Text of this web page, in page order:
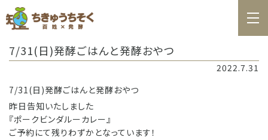
百姓日記
お問合せ
7/31(日)発酵ごはんと発酵おやつ
2022.7.31
7/31(日)発酵ごはんと発酵おやつ
昨日告知いたしました
『ポークビンダルーカレー』
ご予約にて残りわずかとなっています！